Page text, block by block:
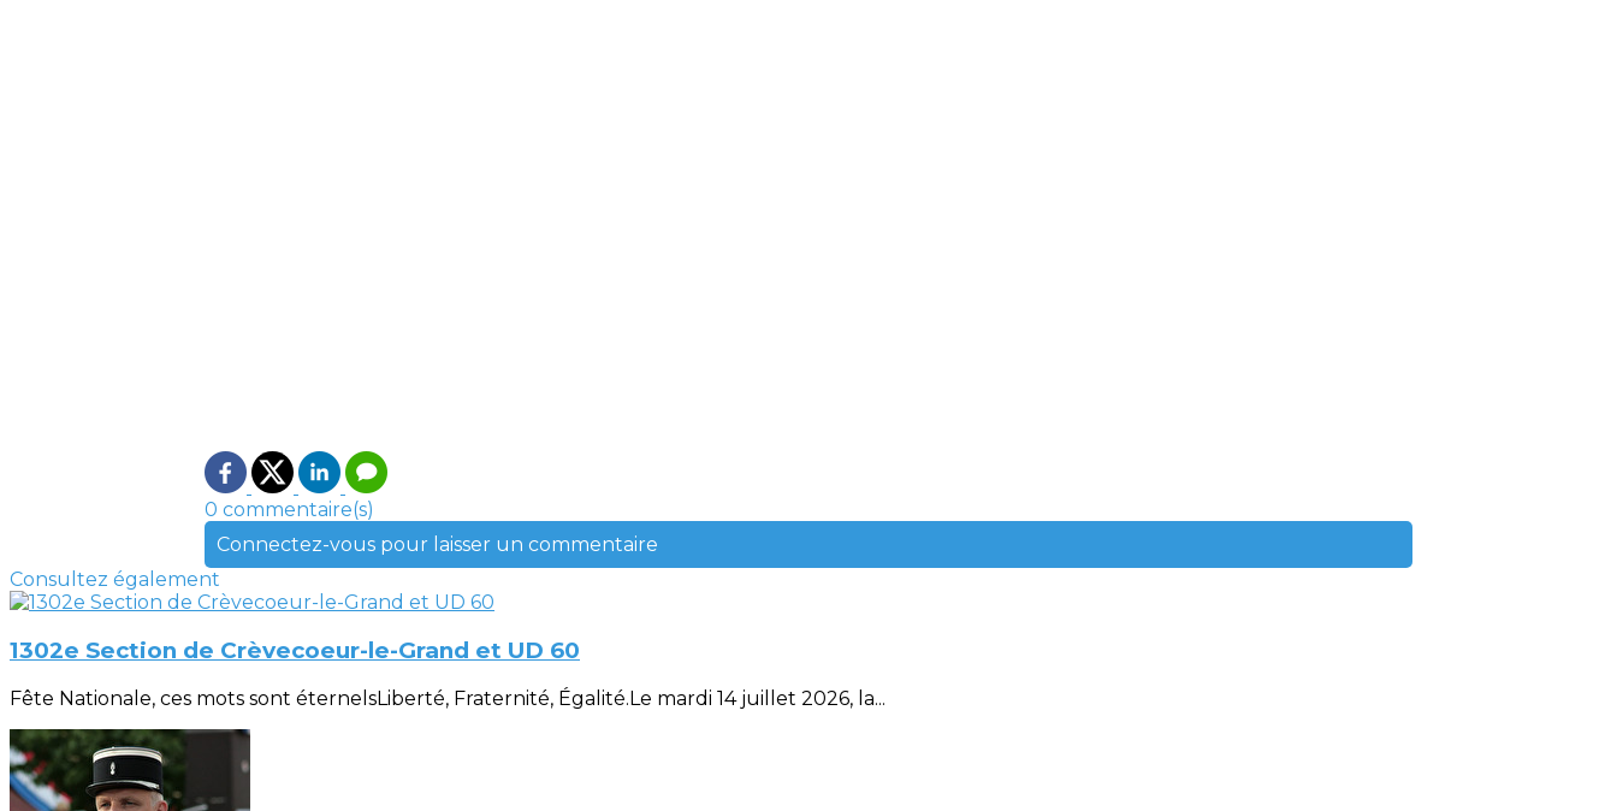
0 commentaire(s)
Connectez-vous pour laisser un commentaire
Consultez également
1302e Section de Crèvecoeur-le-Grand et UD 60
Fête Nationale, ces mots sont éternelsLiberté, Fraternité, Égalité.Le mardi 14 juillet 2026, la...